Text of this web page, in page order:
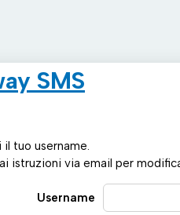
SMS
il tuo username.
istruzioni via email per
Username